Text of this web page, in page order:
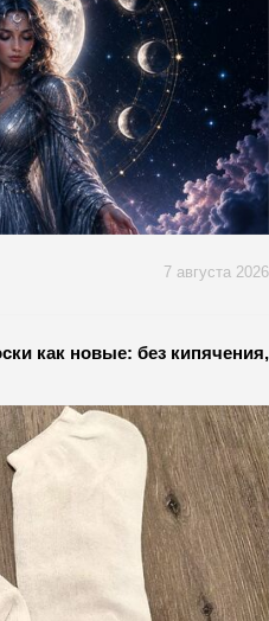
7 августа 2026
как новые: без кипячения,